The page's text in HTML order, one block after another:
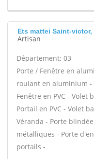
Ets mattei Saint-
Artisan
Département: 03
Porte / Fenêtre en
roulant en aluminium
Fenêtre en PVC - Volet
Portail en PVC - Volet
Véranda - Porte
métalliques - Porte
portails -